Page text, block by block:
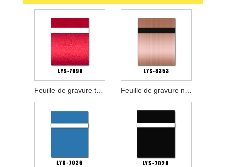
Feuille de gravure texturée rouge blanc